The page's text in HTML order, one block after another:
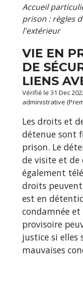
Accueil
prison : règles
l'extérieur
VIE EN
DE
LIENS
Vérifié le 31 Dec
administrative
Les droits et
détenue sont
prison. Le
de visite et de
également
droits
est en
condamnée
provisoire
justice si
mauvaises